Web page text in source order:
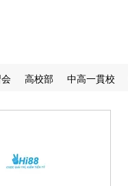
高校部 中高一貫校